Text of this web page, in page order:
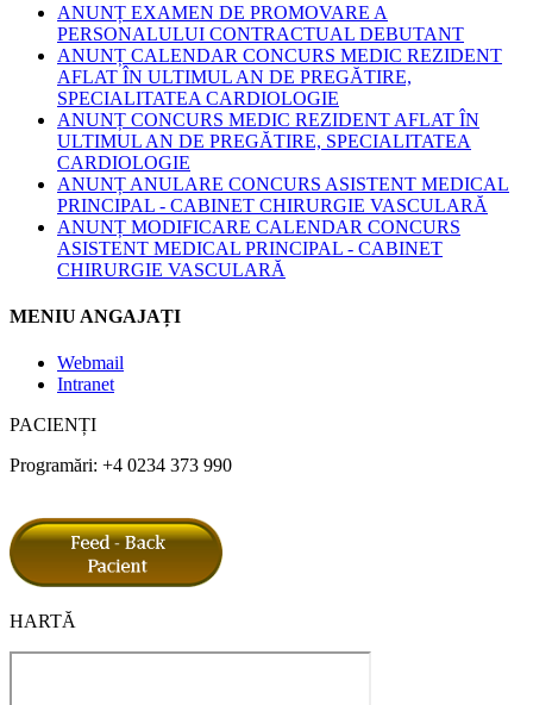
ANUNȚ EXAMEN DE PROMOVARE A
PERSONALULUI CONTRACTUAL DEBUTANT
ANUNȚ CALENDAR CONCURS MEDIC REZIDENT
AFLAT ÎN ULTIMUL AN DE PREGĂTIRE,
SPECIALITATEA CARDIOLOGIE
ANUNȚ CONCURS MEDIC REZIDENT AFLAT ÎN
ULTIMUL AN DE PREGĂTIRE, SPECIALITATEA
CARDIOLOGIE
ANUNȚ ANULARE CONCURS ASISTENT MEDICAL
PRINCIPAL - CABINET CHIRURGIE VASCULARĂ
ANUNȚ MODIFICARE CALENDAR CONCURS
ASISTENT MEDICAL PRINCIPAL - CABINET
CHIRURGIE VASCULARĂ
MENIU ANGAJAȚI
Webmail
Intranet
PACIENȚI
Programări: +4 0234 373 990
HARTĂ